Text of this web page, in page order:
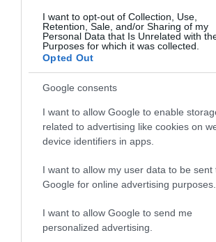
I want to opt-out of Collection, Use,
Retention, Sale, and/or Sharing of my
Personal Data that Is Unrelated with
Purposes for which it was collected.
Opted Out
Google consents
I want to allow Google to enable
related to advertising like cookies on
device identifiers in apps.
I want to allow my user data to be sent
Google for online advertising purposes.
I want to allow Google to send me
personalized advertising.
3 Ottobre 2023, 17:36
3 Ottobre
Ciclismo in TV e Streaming:
Ottobre)
2 Ottobre 2023, 14:45
Calendario
della
Ottobre)